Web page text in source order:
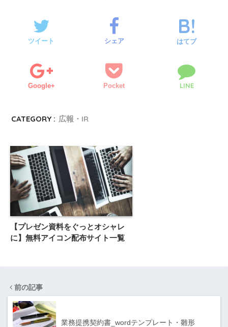
ツイート シェア はてブ
Google+ Pocket LINE
CATEGORY : 広報・IR
【プレゼン資料をぐっとオシャレ
に】無料アイコン配布サイト一覧
前の記事
業務提携契約書_wordテンプレート・雛形